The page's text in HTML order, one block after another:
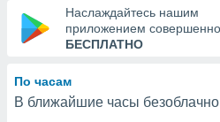
доступ
Наслаждайтесь нашим
приложением совершенно
БЕСПЛАТНО
По часам
В ближайшие часы безоблачно